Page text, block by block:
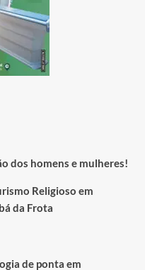
dos homens e mulheres!
Religioso em
da Frota
de ponta em